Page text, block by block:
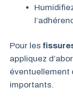
Pour les
appliquez
éventuellement
importants.